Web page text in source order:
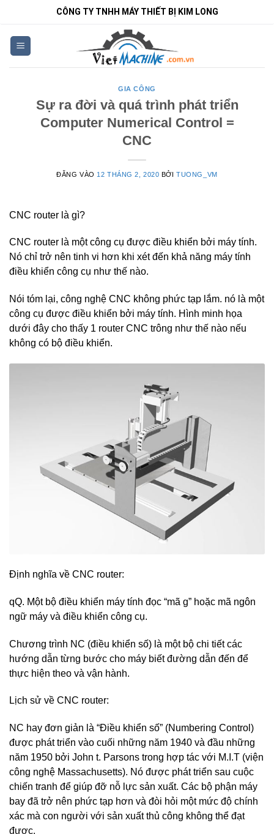
nội
dung
CÔNG TY TNHH MÁY THIẾT BỊ KIM LONG
GIA CÔNG
Sự ra đời và quá trình phát triển
Computer Numerical Control =
CNC
ĐĂNG VÀO 12 THÁNG 2, 2020 BỞITUONG_VM
CNC router là gì?
CNC router là một công cụ được điều khiển bởi máy tính.
Nó chỉ trở nên tinh vi hơn khi xét đến khả năng máy tính
điều khiển công cụ như thế nào.
Nói tóm lại, công nghệ CNC không phức tạp lắm. nó là một
công cụ được điều khiển bởi máy tính. Hình minh họa
dưới đây cho thấy 1 router CNC trông như thế nào nếu
không có bộ điều khiển.
Định nghĩa về CNC router:
qQ. Một bộ điều khiển máy tính đọc “mã g” hoặc mã ngôn
ngữ máy và điều khiển công cụ.
Chương trình NC (điều khiển số) là một bộ chi tiết các
hướng dẫn từng bước cho máy biết đường dẫn đến để
thực hiện theo và vận hành.
Lịch sử về CNC router:
NC hay đơn giản là “Điều khiển số” (Numbering Control)
được phát triển vào cuối những năm 1940 và đầu những
năm 1950 bởi John t. Parsons trong hợp tác với M.I.T (viện
công nghệ Massachusetts). Nó được phát triển sau cuộc
chiến tranh để giúp đỡ nỗ lực sản xuất. Các bộ phận máy
bay đã trở nên phức tạp hơn và đòi hỏi một mức độ chính
xác mà con người với sản xuất thủ công không thể đạt
được.